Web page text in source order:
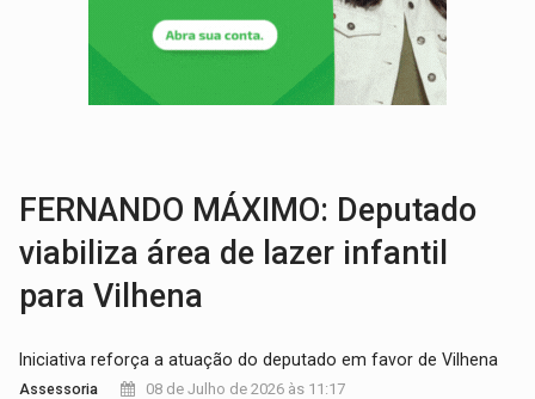
ELEIÇÕES 2026:Sgt. Mouza esclarece 'erro de digitação' em declaração de
JUDICIÁRIO: Sinjur parabeniza servidores pelo adicional de incentivo com
FTICCO e Força Tática prendem membro do CV com arma e drogas
FERNANDO MÁXIMO: Deputado
viabiliza área de lazer infantil
para Vilhena
Iniciativa reforça a atuação do deputado em favor de Vilhena
Assessoria 08 de Julho de 2026 às 11:17